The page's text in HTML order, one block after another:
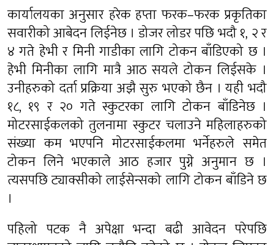
कार्यालयका अनुसार हरेक हप्ता फरक–फरक प्रकृतिका
सवारीको आबेदन लिईनेछ । डोजर लोडर पछि भदौ १, २ र
४ गते हेभी र मिनी गाडीका लागि टोकन बाँडिएको छ ।
हेभी मिनीका लागि मात्रै आठ सयले टोकन लिईसके ।
उनीहरुको दर्ता प्रक्रिया अझै सुरु भएको छैन । यही भदौ
१८, १९ र २० गते स्कुटरका लागि टोकन बाँडिनेछ ।
मोटरसाईकलको तुलनामा स्कुटर चलाउने महिलाहरुको
संख्या कम भएपनि मोटरसाईकलमा भर्नेहरुले समेत
टोकन लिने भएकाले आठ हजार पुग्ने अनुमान छ ।
त्यसपछि ट्याक्सीको लाईसेन्सको लागि टोकन बाँडिने छ
।
पहिलो पटक नै अपेक्षा भन्दा बढी आवेदन परेपछि